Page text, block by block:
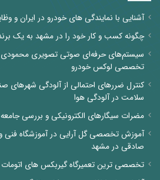
آشنایی با نمایندگی های خودرو در ایران و
چگونه کسب و کار خود را در مشهد به یک
سیستم‌های حرفه‌ای صوتی تصویری محمودی
تخصصی لوکس خودرو
کنترل ضررهای احتمالی از آلودگی شهرهای
سلامت در آلودگی هوا
مضرات سیگارهای الکترونیکی و بررسی
آموزش تخصصی گل آرایی در آموزشگاه فنی
صادقی در مشهد
تخصصی ترین تعمیرگاه گیربکس های